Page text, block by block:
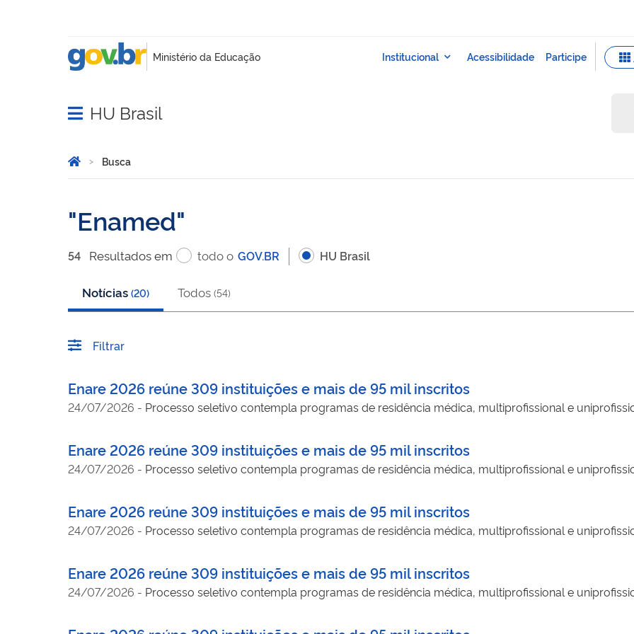
Abrir menu principal de navegação
HU Brasil
Você está aqui:
Página Inicial
Busca
Enamed
54 Resultadosem todo o GOV.BR HU Brasil
Notícias (20) Todos (54)
Filtrar
Enare 2026 reúne 309 instituições e mais de 95 mil inscritos
24/07/2026 - Processo seletivo contempla programas de residência médica, multiprofissional e
Enare 2026 reúne 309 instituições e mais de 95 mil inscritos
24/07/2026 - Processo seletivo contempla programas de residência médica, multiprofissional e
Enare 2026 reúne 309 instituições e mais de 95 mil inscritos
24/07/2026 - Processo seletivo contempla programas de residência médica, multiprofissional e
Enare 2026 reúne 309 instituições e mais de 95 mil inscritos
24/07/2026 - Processo seletivo contempla programas de residência médica, multiprofissional e